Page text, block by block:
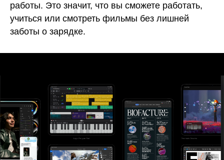
работы. Это значит, что вы сможете работать,
учиться или смотреть фильмы без лишней
заботы о зарядке.